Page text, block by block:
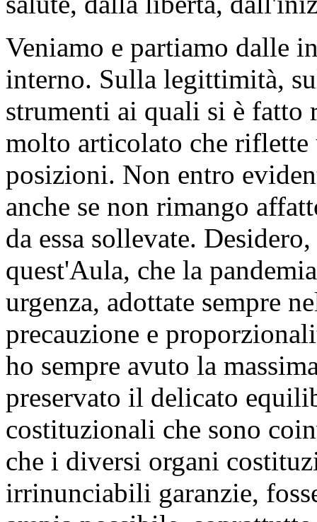
Veniamo e partiamo dalle
interno. Sulla legittimità,
strumenti ai quali si è
molto articolato che riflette
posizioni. Non entro
anche se non rimango
da essa sollevate.
quest'Aula, che la
urgenza, adottate sempre
precauzione e
ho sempre avuto la
preservato il delicato
costituzionali che sono
che i diversi organi
irrinunciabili garanzie,